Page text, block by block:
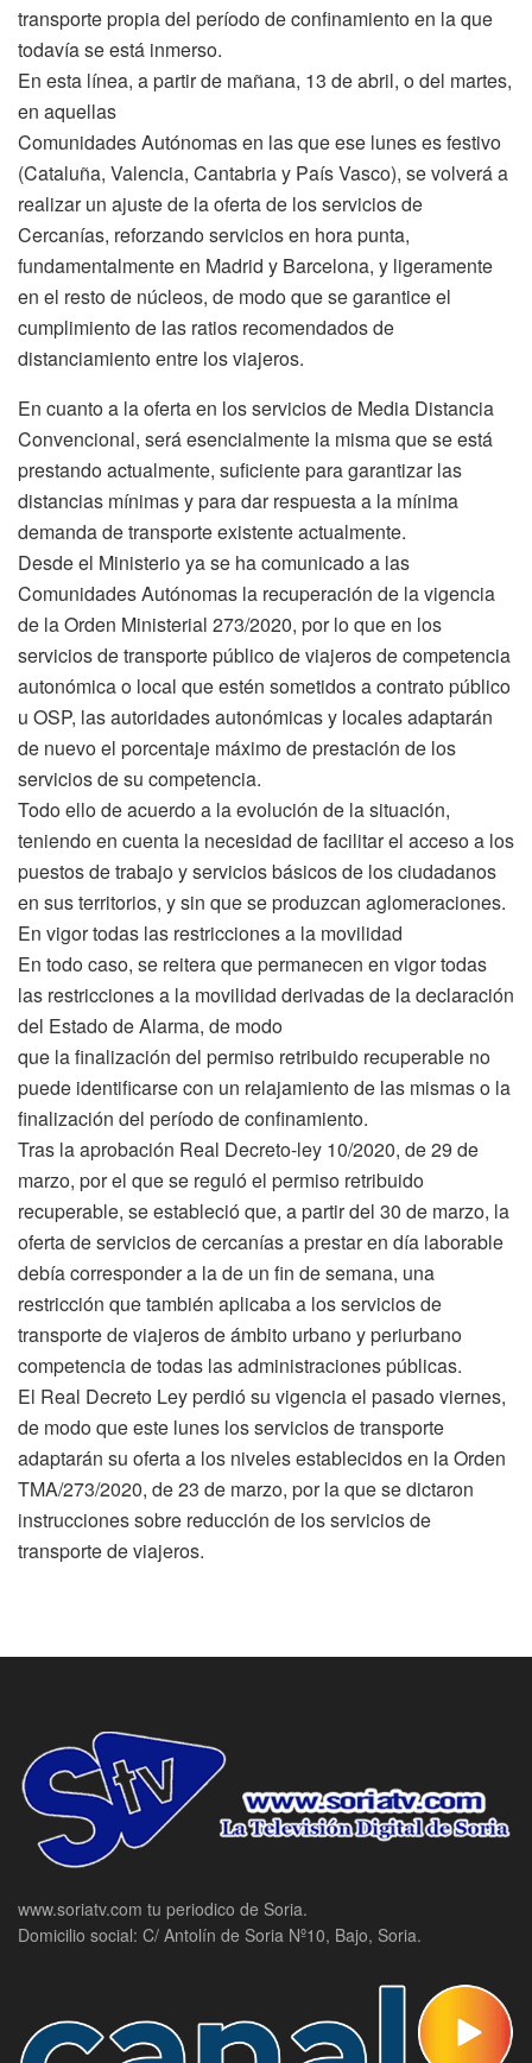
transporte propia del período de confinamiento en la que
todavía se está inmerso.
En esta línea, a partir de mañana, 13 de abril, o del martes,
en aquellas
Comunidades Autónomas en las que ese lunes es festivo
(Cataluña, Valencia, Cantabria y País Vasco), se volverá a
realizar un ajuste de la oferta de los servicios de
Cercanías, reforzando servicios en hora punta,
fundamentalmente en Madrid y Barcelona, y ligeramente
en el resto de núcleos, de modo que se garantice el
cumplimiento de las ratios recomendados de
distanciamiento entre los viajeros.
En cuanto a la oferta en los servicios de Media Distancia
Convencional, será esencialmente la misma que se está
prestando actualmente, suficiente para garantizar las
distancias mínimas y para dar respuesta a la mínima
demanda de transporte existente actualmente.
Desde el Ministerio ya se ha comunicado a las
Comunidades Autónomas la recuperación de la vigencia
de la Orden Ministerial 273/2020, por lo que en los
servicios de transporte público de viajeros de competencia
autonómica o local que estén sometidos a contrato público
u OSP, las autoridades autonómicas y locales adaptarán
de nuevo el porcentaje máximo de prestación de los
servicios de su competencia.
Todo ello de acuerdo a la evolución de la situación,
teniendo en cuenta la necesidad de facilitar el acceso a los
puestos de trabajo y servicios básicos de los ciudadanos
en sus territorios, y sin que se produzcan aglomeraciones.
En vigor todas las restricciones a la movilidad
En todo caso, se reitera que permanecen en vigor todas
las restricciones a la movilidad derivadas de la declaración
del Estado de Alarma, de modo
que la finalización del permiso retribuido recuperable no
puede identificarse con un relajamiento de las mismas o la
finalización del período de confinamiento.
Tras la aprobación Real Decreto-ley 10/2020, de 29 de
marzo, por el que se reguló el permiso retribuido
recuperable, se estableció que, a partir del 30 de marzo, la
oferta de servicios de cercanías a prestar en día laborable
debía corresponder a la de un fin de semana, una
restricción que también aplicaba a los servicios de
transporte de viajeros de ámbito urbano y periurbano
competencia de todas las administraciones públicas.
El Real Decreto Ley perdió su vigencia el pasado viernes,
de modo que este lunes los servicios de transporte
adaptarán su oferta a los niveles establecidos en la Orden
TMA/273/2020, de 23 de marzo, por la que se dictaron
instrucciones sobre reducción de los servicios de
transporte de viajeros.
www.soriatv.com tu periodico de Soria.
Domicilio social: C/ Antolín de Soria Nº10, Bajo, Soria.